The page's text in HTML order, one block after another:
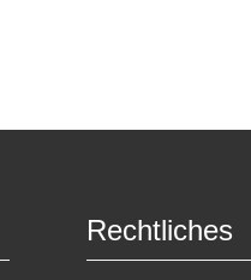
Rechtliches